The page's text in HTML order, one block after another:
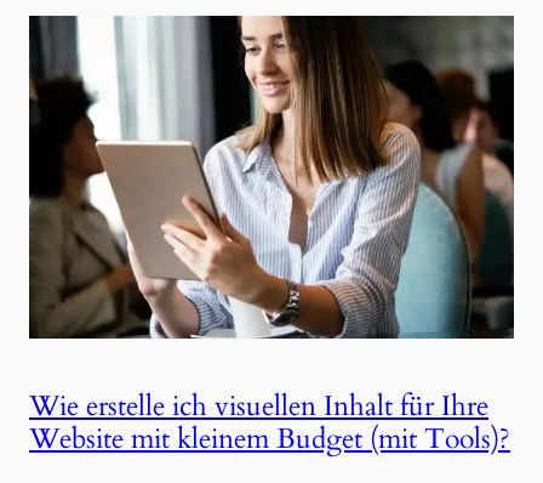
Wie erstelle ich visuellen Inhalt für Ihre
Website mit kleinem Budget (mit Tools)?